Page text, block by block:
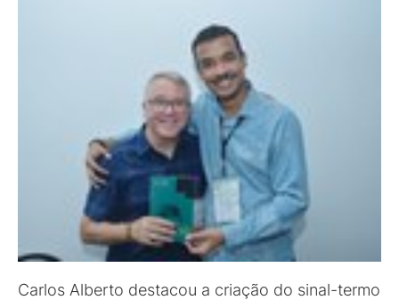
Carlos Alberto destacou a criação do sinal-termo